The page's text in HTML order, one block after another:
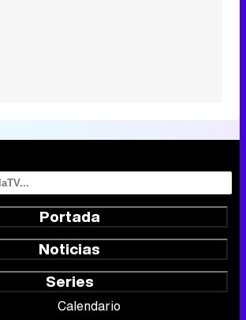
Portada
Noticias
Series
Calendario